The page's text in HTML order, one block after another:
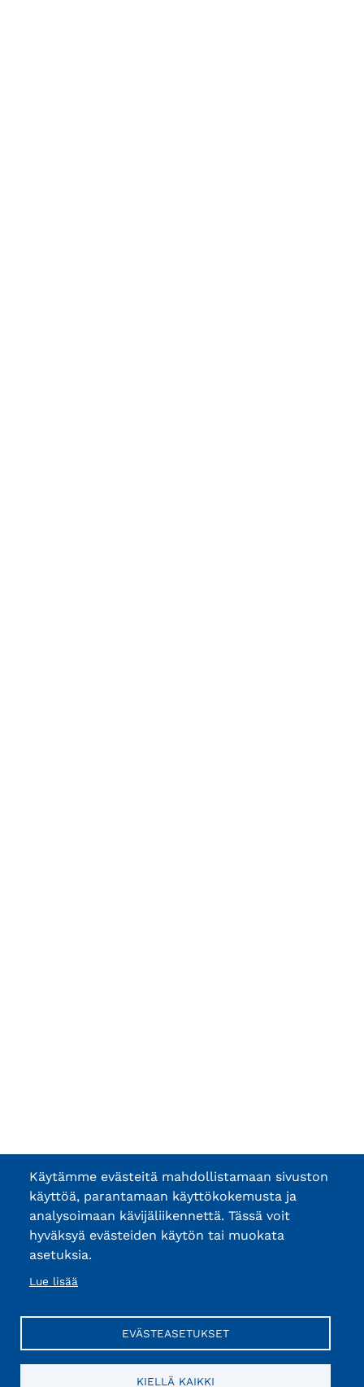
Käytämme evästeitä mahdollistamaan sivuston
käyttöä, parantamaan käyttökokemusta ja
analysoimaan kävijäliikennettä. Tässä voit
hyväksyä evästeiden käytön tai muokata
asetuksia.
Lue lisää
EVÄSTEASETUKSET
KIELLÄ KAIKKI